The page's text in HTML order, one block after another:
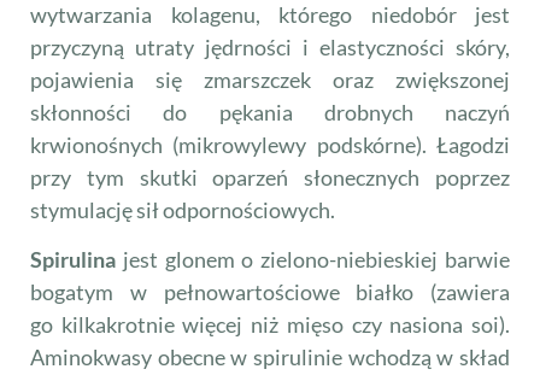
wytwarzania kolagenu, którego niedobór jest
przyczyną utraty jędrności i elastyczności skóry,
pojawienia się zmarszczek oraz zwiększonej
skłonności do pękania drobnych naczyń
krwionośnych (mikrowylewy podskórne). Łagodzi
przy tym skutki oparzeń słonecznych poprzez
stymulację sił odpornościowych.
Spirulina jest glonem o zielono-niebieskiej barwie
bogatym w pełnowartościowe białko (zawiera
go kilkakrotnie więcej niż mięso czy nasiona soi).
Aminokwasy obecne w spirulinie wchodzą w skład